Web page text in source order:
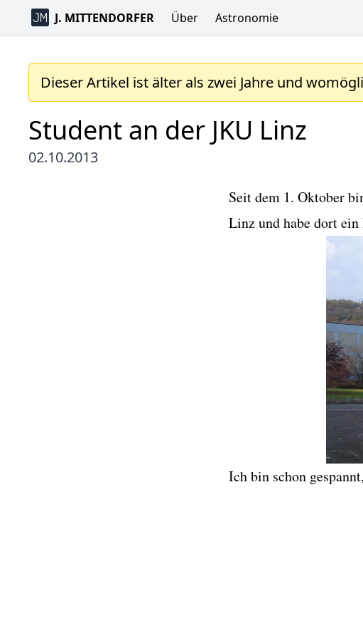
J. MITTENDORFER Über Astronomie
Dieser Artikel ist älter als zwei Jahre und
Student an der JKU Linz
02.10.2013
Seit dem 1. Oktober
Linz und habe dort
Ich bin schon